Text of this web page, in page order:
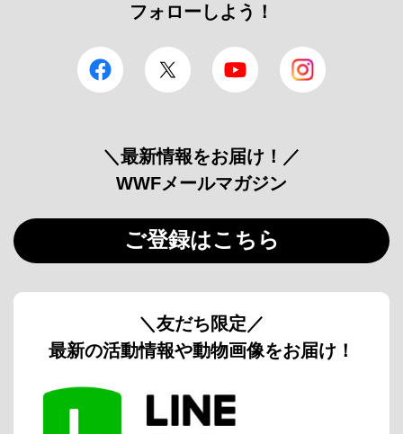
フォローしよう！
facebook Twitter YouTube
＼最新情報をお届け！／
WWFメールマガジン
ご登録はこちら
＼友だち限定／
最新の活動情報や動物画像をお届け！